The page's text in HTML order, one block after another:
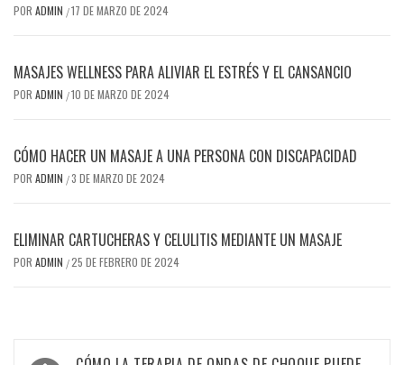
POR ADMIN /17 DE MARZO DE 2024
MASAJES WELLNESS PARA ALIVIAR EL ESTRÉS Y EL CANSANCIO
POR ADMIN /10 DE MARZO DE 2024
CÓMO HACER UN MASAJE A UNA PERSONA CON DISCAPACIDAD
POR ADMIN /3 DE MARZO DE 2024
ELIMINAR CARTUCHERAS Y CELULITIS MEDIANTE UN MASAJE
POR ADMIN /25 DE FEBRERO DE 2024